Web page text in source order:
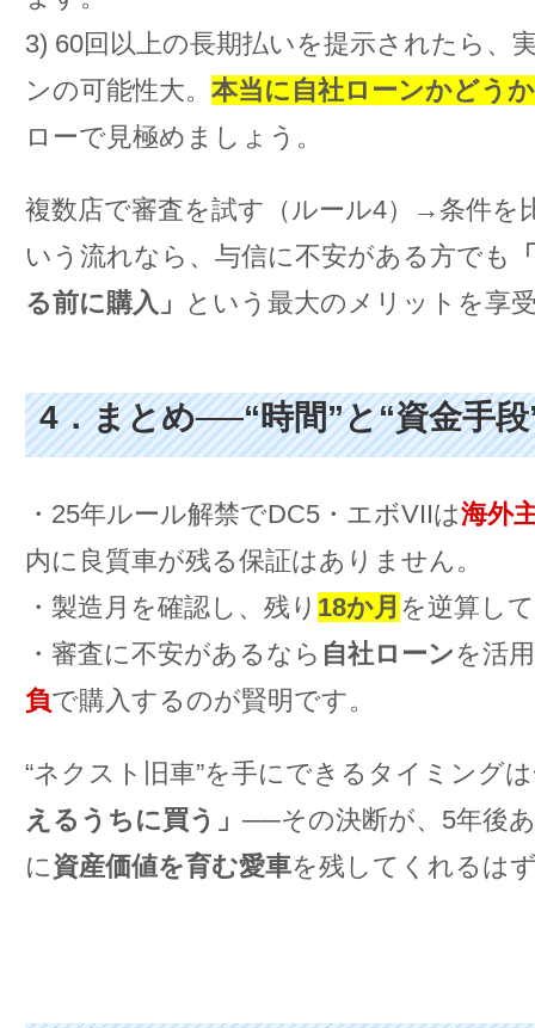
3) 60回以上の長期払いを提示されたら、
ンの可能性大。 本当に自社ローンかどうか
ローで見極めましょう。
複数店で審査を試す（ルール4）→条件を
いう流れなら、与信に不安がある方でも
る前に購入」 という最大のメリットを享
4．まとめ──“時間”と“資金手
・25年ルール解禁でDC5・エボVIIは海外
内に良質車が残る保証はありません。
・製造月を確認し、残り 18か月 を逆算し
・審査に不安があるなら 自社ローンを活
負で購入するのが賢明です。
“ネクスト旧車”を手にできるタイミング
えるうちに買う」 ──その決断が、5年後
に資産価値を育む愛車を残してくれるは